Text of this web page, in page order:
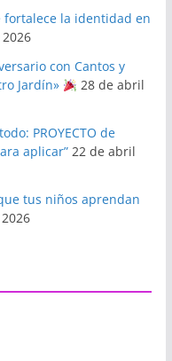
fortalece la identidad en
con Cantos y
Jardín»
28 de abril
PROYECTO de
aplicar” 22 de abril
tus niños aprendan